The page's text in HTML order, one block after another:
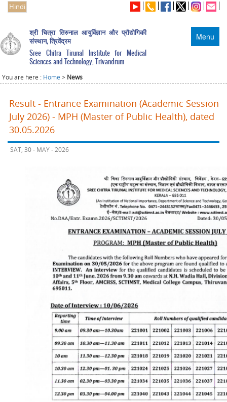
Hindi
Menu
श्री चित्रा तिरुनाल आयुर्विज्ञान और प्रौद्योगिकी
संस्थान, त्रिवेंद्रम
Sree Chitra Tirunal Institute for Medical
Sciences and Technology, Trivandrum
You are here : Home > News
Result - Entrance Examination (Academic Session
July 2026) - MPH (Master of Public Health), dated
30.05.2026
SAT, 30 - MAY - 2026